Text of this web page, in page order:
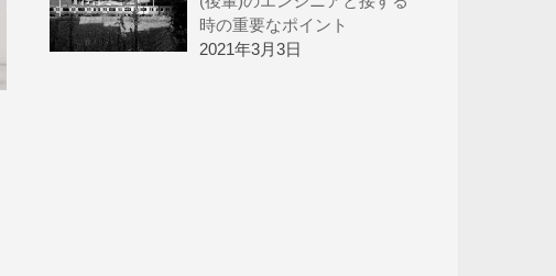
時の重要なポイント
2021年3月3日